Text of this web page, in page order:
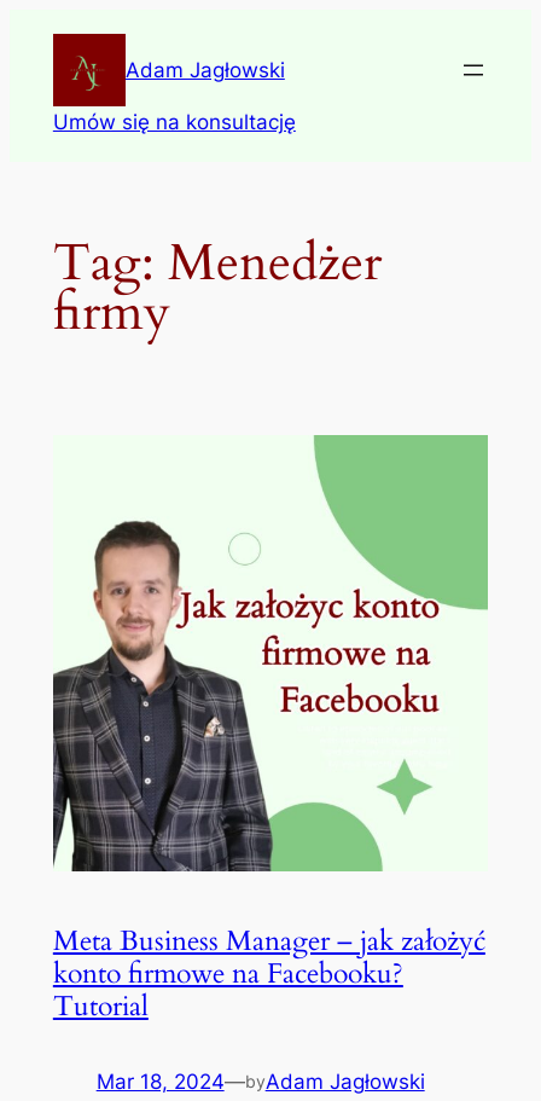
content
Adam Jagłowski
Umów się na konsultację
Tag: Menedżer
firmy
Meta Business Manager – jak założyć
konto firmowe na Facebooku?
Tutorial
Mar 18, 2024—byAdam Jagłowski